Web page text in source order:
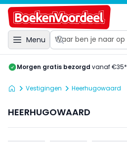
Menu
Morgen gratis bezorgd vanaf €35*
Vestigingen Heerhugowaard
HEERHUGOWAARD